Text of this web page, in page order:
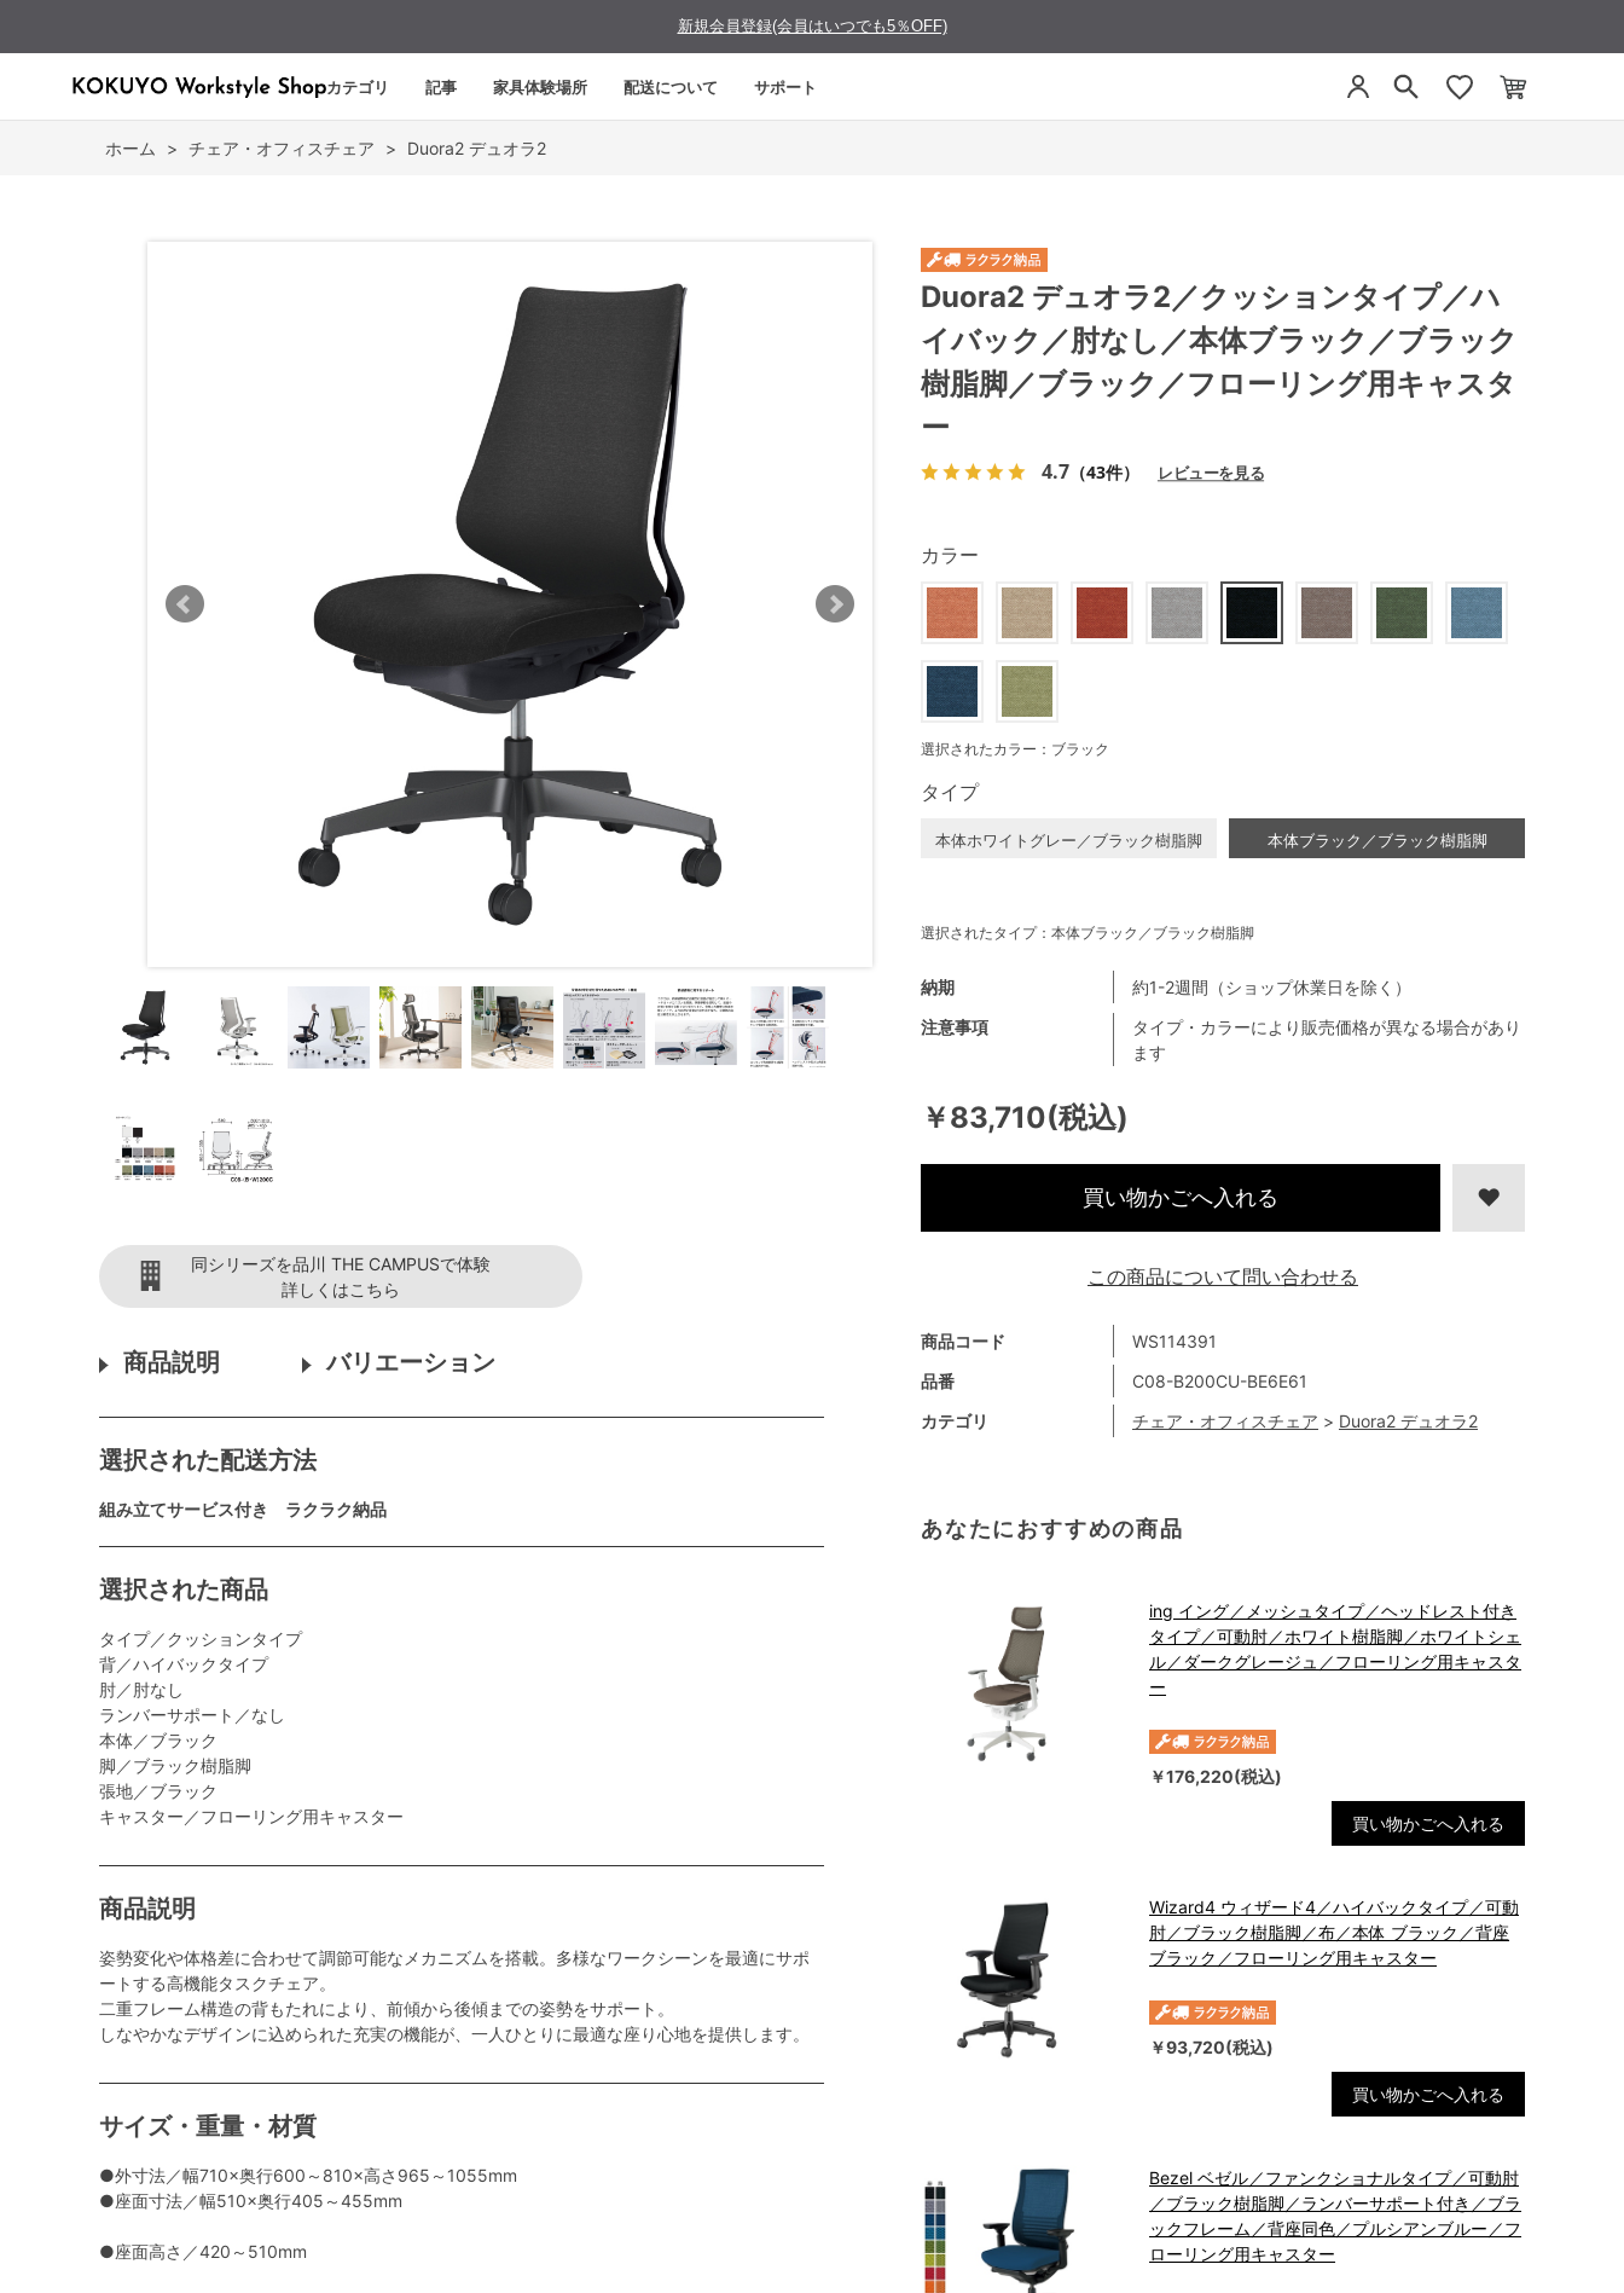
新規会員登録(会員はいつでも5％OFF)
カテゴリ 記事 家具体験場所 配送について サポート
ホーム > チェア・オフィスチェア > Duora2 デュオラ2
同シリーズを品川 THE CAMPUSで体験
詳しくはこちら
商品説明 バリエーション
選択された配送方法
組み立てサービス付き ラクラク納品
選択された商品
タイプ／クッションタイプ
背／ハイバックタイプ
肘／肘なし
ランバーサポート／なし
本体／ブラック
脚／ブラック樹脂脚
張地／ブラック
キャスター／フローリング用キャスター
商品説明
姿勢変化や体格差に合わせて調節可能なメカニズムを搭載。多様なワークシーンを最適にサポ
ートする高機能タスクチェア。
二重フレーム構造の背もたれにより、前傾から後傾までの姿勢をサポート。
しなやかなデザインに込められた充実の機能が、一人ひとりに最適な座り心地を提供します。
サイズ・重量・材質
●外寸法／幅710×奥行600～810×高さ965～1055mm
●座面寸法／幅510×奥行405～455mm
●座面高さ／420～510mm
Duora2 デュオラ2／クッションタイプ／ハ
イバック／肘なし／本体ブラック／ブラック
樹脂脚／ブラック／フローリング用キャスタ
ー
4.7 （43件） レビューを見る
￥83,710(税込)
商品コード
WS114391
品番
C08-B200CU-BE6E61
カテゴリ
チェア・オフィスチェア > Duora2 デュオラ2
注意事項
タイプ・カラーにより販売価格が異なる場合があり
ます
納期 約1-2週間（ショップ休業日を除く）
カラー
選択されたカラー：ブラック
タイプ
本体ホワイトグレー／ブラック樹脂脚 本体ブラック／ブラック樹脂脚
選択されたタイプ：本体ブラック／ブラック樹脂脚
買い物かごへ入れる
あなたにおすすめの商品
ing イング／メッシュタイプ／ヘッドレスト付き
タイプ／可動肘／ホワイト樹脂脚／ホワイトシェ
ル／ダークグレージュ／フローリング用キャスタ
ー
￥176,220(税込)
買い物かごへ入れる
Wizard4 ウィザード4／ハイバックタイプ／可動
肘／ブラック樹脂脚／布／本体 ブラック／背座
ブラック／フローリング用キャスター
￥93,720(税込)
買い物かごへ入れる
Bezel ベゼル／ファンクショナルタイプ／可動肘
／ブラック樹脂脚／ランバーサポート付き／ブラ
ックフレーム／背座同色／プルシアンブルー／フ
ローリング用キャスター
この商品について問い合わせる